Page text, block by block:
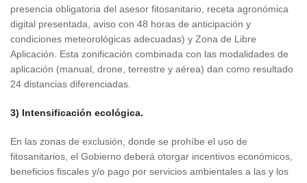
presencia obligatoria del asesor fitosanitario, receta agronómica
digital presentada, aviso con 48 horas de anticipación y
condiciones meteorológicas adecuadas) y Zona de Libre
Aplicación. Esta zonificación combinada con las modalidades de
aplicación (manual, drone, terrestre y aérea) dan como resultado
24 distancias diferenciadas.
3) Intensificación ecológica.
En las zonas de exclusión, donde se prohíbe el uso de
fitosanitarios, el Gobierno deberá otorgar incentivos económicos,
beneficios fiscales y/o pago por servicios ambientales a las y los